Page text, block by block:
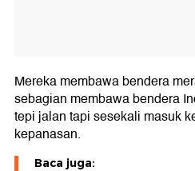
Mereka membawa bendera
sebagian membawa bendera
tepi jalan tapi sesekali masuk
kepanasan.
Baca juga: